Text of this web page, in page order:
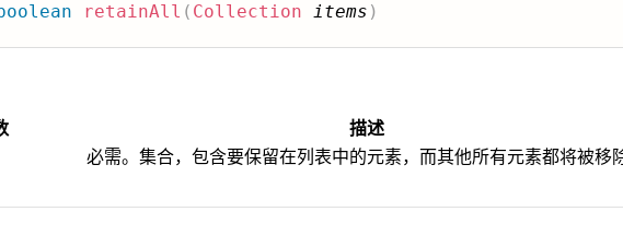
retainAll ( Collection items )
描述
必需。集合，包含要保留在列表中的元素，而其他所有元素都将被移